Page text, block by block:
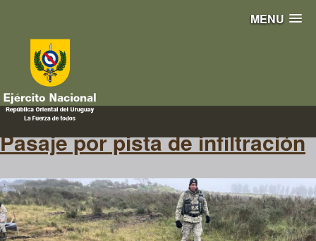
MENU
pasaje
Pasaje por pista de infiltración